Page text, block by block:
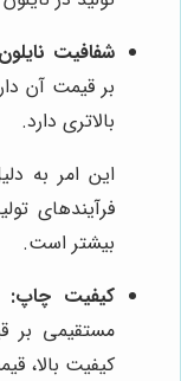
شفافیت
بر قیمت آن
بالاتری دارد.
این امر به
فرآیندهای
بیشتر است.
کیفیت چاپ:
مستقیمی بر
کیفیت بالا،